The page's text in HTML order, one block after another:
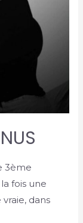
3ème
fois une
dans